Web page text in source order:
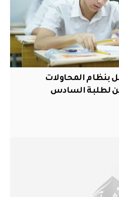
بنظام المحاولات
لطلبة السادس